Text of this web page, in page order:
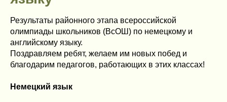
Результаты районного этапа всероссийской
олимпиады школьников (ВсОШ) по немецкому и
английскому языку.
Поздравляем ребят, желаем им новых побед и
благодарим педагогов, работающих в этих классах!
Немецкий язык